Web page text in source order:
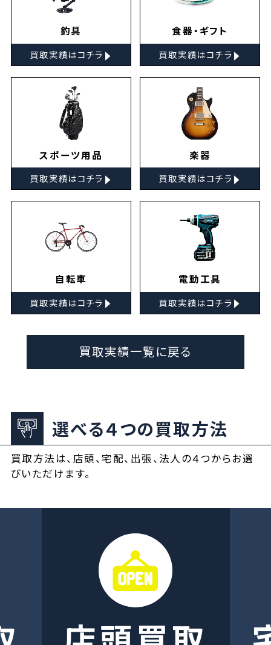
釣具
買取実績はコチラ ▸
食器・ギフト
買取実績はコチラ ▸
スポーツ用品
買取実績はコチラ ▸
楽器
買取実績はコチラ ▸
自転車
買取実績はコチラ ▸
電動工具
買取実績はコチラ ▸
買取実績一覧に戻る
選べる４つの買取方法
買取方法は、店頭、宅配、出張、法人の４つからお選
びいただけます。